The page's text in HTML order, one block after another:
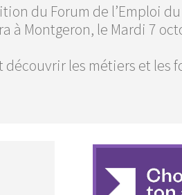
du Forum de l’Emploi
à Montgeron, le Mardi 7
les métiers et les